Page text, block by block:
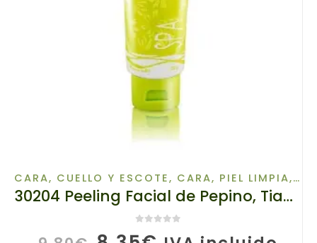
CARA, CUELLO Y ESCOTE, CARA, PIEL LIMPIA,
30204 Peeling Facial de Pepino, TianDe, 120 g, Limpieza Extra!, exfolia, regenera y suaviza